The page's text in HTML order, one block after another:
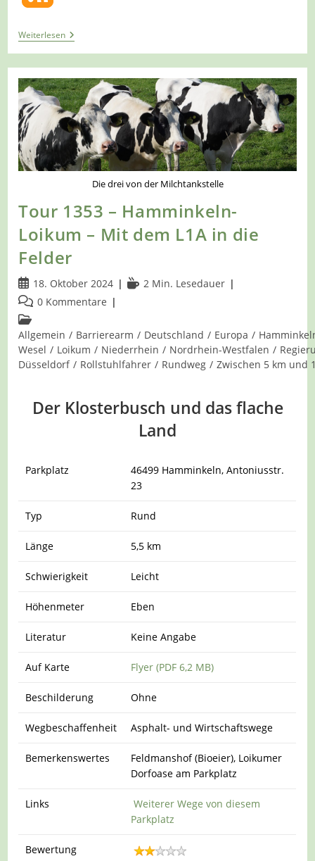
WeiterlesenTour
1358
–
Hamminkeln-
Wertherbruch
–
Wanderweg
W1A
Die drei von der Milchtankstelle
Tour 1353 – Hamminkeln-
Loikum – Mit dem L1A in die
Felder
Beitrag
veröffentlicht:
18. Oktober 2024 Lesedauer:
2 Min. Lesedauer
Beitrags-
Kommentare:
0 Kommentare
Beitrags-
Kategorie:
Allgemein / Barrierearm / Deutschland / Europa /
Wesel / Loikum / Niederrhein / Nordrhein-Westfalen /
Düsseldorf / Rollstuhlfahrer / Rundweg / Zwischen 5 km und
Der Klosterbusch und das flache
Land
Parkplatz
46499 Hamminkeln, Antoniusstr.
23
Typ Rund
Länge 5,5 km
Schwierigkeit Leicht
Höhenmeter Eben
Literatur Keine Angabe
Auf Karte Flyer (PDF 6,2 MB)
Beschilderung Ohne
Wegbeschaffenheit Asphalt- und Wirtschaftswege
Bemerkenswertes
Feldmanshof (Bioeier), Loikumer
Dorfoase am Parkplatz
Links
Weiterer Wege von diesem
Parkplatz
Bewertung